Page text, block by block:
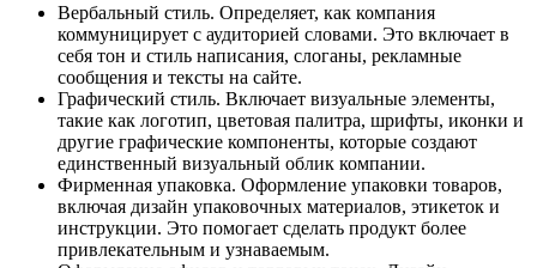
Вербальный стиль. Определяет, как компания
коммуницирует с аудиторией словами. Это включает в
себя тон и стиль написания, слоганы, рекламные
сообщения и тексты на сайте.
Графический стиль. Включает визуальные элементы,
такие как логотип, цветовая палитра, шрифты, иконки и
другие графические компоненты, которые создают
единственный визуальный облик компании.
Фирменная упаковка. Оформление упаковки товаров,
включая дизайн упаковочных материалов, этикеток и
инструкции. Это помогает сделать продукт более
привлекательным и узнаваемым.